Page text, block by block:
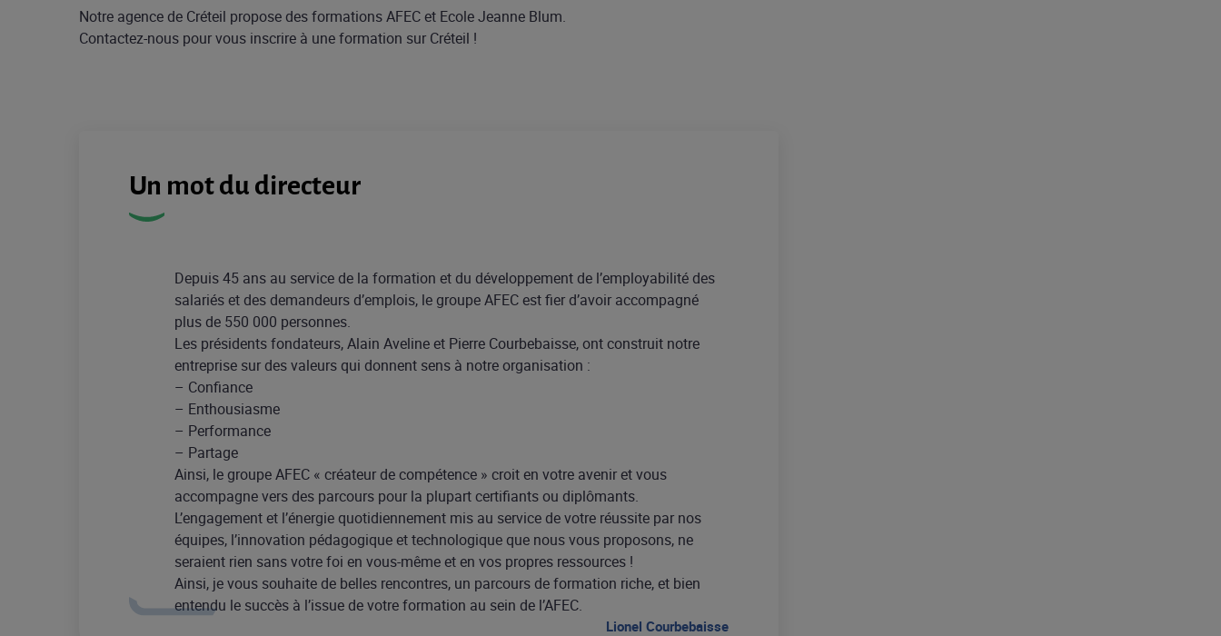
Notre agence de Créteil propose des formations AFEC et Ecole Jeanne Blum.
Contactez-nous pour vous inscrire à une formation sur Créteil !
Un mot du directeur
Depuis 45 ans au service de la formation et du développement de l’employabilité des
salariés et des demandeurs d’emplois, le groupe AFEC est fier d’avoir accompagné
plus de 550 000 personnes.
Les présidents fondateurs, Alain Aveline et Pierre Courbebaisse, ont construit notre
entreprise sur des valeurs qui donnent sens à notre organisation :
– Confiance
– Enthousiasme
– Performance
– Partage
Ainsi, le groupe AFEC « créateur de compétence » croit en votre avenir et vous
accompagne vers des parcours pour la plupart certifiants ou diplômants.
L’engagement et l’énergie quotidiennement mis au service de votre réussite par nos
équipes, l’innovation pédagogique et technologique que nous vous proposons, ne
seraient rien sans votre foi en vous-même et en vos propres ressources !
Ainsi, je vous souhaite de belles rencontres, un parcours de formation riche, et bien
entendu le succès à l’issue de votre formation au sein de l’AFEC.
Lionel Courbebaisse